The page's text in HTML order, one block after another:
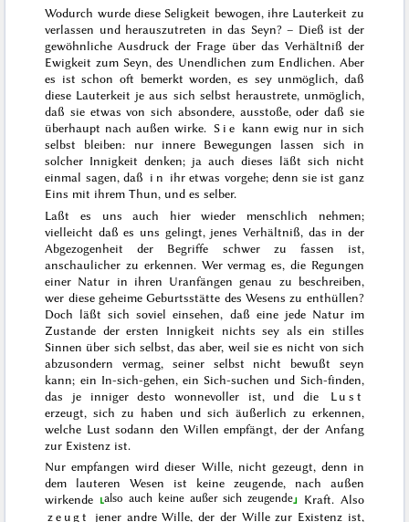
Wodurch wurde diese Seligkeit bewogen, ihre Lauterkeit zu
verlassen und herauszutreten in das Seyn? – Dieß ist der
gewöhnliche Ausdruck der Frage über das Verhältniß der
Ewigkeit zum Seyn, des Unendlichen zum Endlichen. Aber
es ist schon oft bemerkt worden, es sey unmöglich, daß
diese Lauterkeit je aus sich selbst heraustrete, unmöglich,
daß sie etwas von sich absondere, ausstoße, oder daß sie
überhaupt nach außen wirke.
Sie kann ewig nur in sich
selbst bleiben: nur innere Bewegungen lassen sich in
solcher Innigkeit denken; ja auch dieses läßt sich nicht
einmal sagen, daß in ihr etwas vorgehe; denn sie ist ganz
Eins mit ihrem Thun, und es selber.
Laßt es uns auch hier wieder menschlich nehmen;
vielleicht daß es uns gelingt, jenes Verhältniß, das in der
Abgezogenheit der Begriffe schwer zu fassen ist,
anschaulicher zu erkennen. Wer vermag es, die Regungen
einer Natur in ihren Uranfängen genau zu beschreiben,
wer diese geheime Geburtsstätte des Wesens zu enthüllen?
Doch läßt sich soviel einsehen, daß eine jede Natur im
Zustande der ersten Innigkeit nichts sey als ein stilles
Sinnen über sich selbst, das aber, weil sie es nicht von sich
abzusondern vermag, seiner selbst nicht bewußt seyn
kann; ein In-sich-gehen, ein Sich-suchen und Sich-finden,
das je inniger desto wonnevoller ist, und die
Lust
erzeugt, sich zu haben und sich äußerlich zu erkennen,
welche Lust sodann den Willen empfängt, der der Anfang
zur Existenz ist.
Nur empfangen wird dieser Wille, nicht gezeugt, denn in
dem lauteren Wesen ist keine zeugende,nach außen
wirkende
also auch keine außer sich zeugende
Kraft. Also
zeugt
jener andre Wille, der der Wille zur Existenz ist,